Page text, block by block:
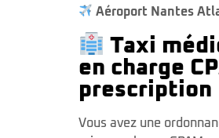
Aéroport Nantes
Taxi
en charge
prescription
Vous avez une